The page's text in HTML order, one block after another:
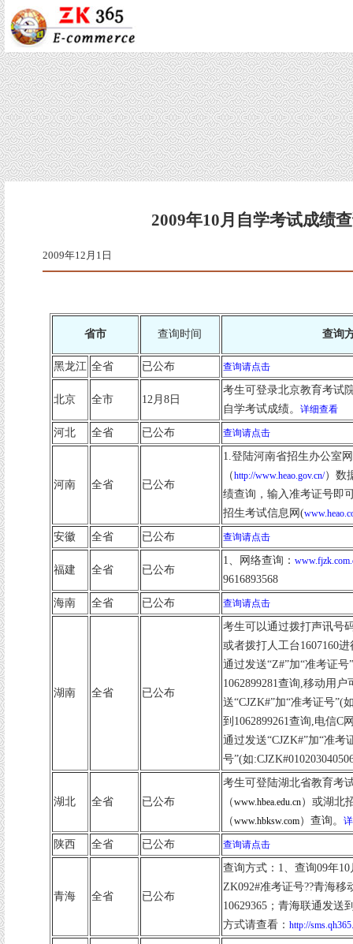
2009年10月自学考试成绩
2009年12月1日
省市 查询时间 查询
黑龙江 全省 已公布 查询请点击
北京 全市 12月8日
考生可登录北京教育考试
自学考试成绩。 详细查看
河北 全省 已公布 查询请点击
河南 全省 已公布
1.登陆河南省招生办公室
（http://www.heao.gov.cn/）数
绩查询，输入准考证号即
招生考试信息网(
安徽 全省 已公布 查询请点击
福建 全省 已公布
1、网络查询：
9616893568
海南
全省 已公布 查询请点击
湖南 全省 已公布
考生可以通过拨打声讯号
或者拨打人工台1607160
通过发送“Z#”加“准考证号
1062899281查询,移动用户
送“CJZK#”加“准考证号”(
到1062899261查询,电信C
通过发送“CJZK#”加“准考
号”(如
湖北 全省 已公布
考生可登陆湖北省教育考
（www.hbea.edu.cn）或湖北
（www.hbksw.com）查询。
陕西 全省 已公布 查询请点击
青海 全省 已公布
查询方式：1、查询09年
ZK092#准考证号??青海移
10629365；青海联通发送
方式请查看： http://